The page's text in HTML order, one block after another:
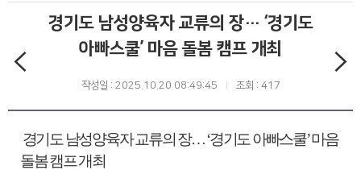
경기도 남성양육자 교류의 장… ‘경기도
아빠스쿨’ 마음 돌봄 캠프 개최
작성일 : 2025.10.20 08:49:45 조회 : 417
경기도 남성양육자 교류의 장…‘경기도 아빠스쿨’마음
돌봄 캠프 개최